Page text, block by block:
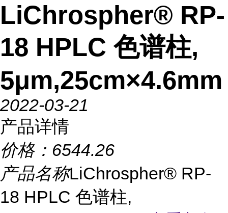
LiChrospher® RP-
18 HPLC 色谱柱,
5μm,25cm×4.6mm
2022-03-21
产品详情
价格： 6544.26
产品名称LiChrospher® RP-
18 HPLC 色谱柱,